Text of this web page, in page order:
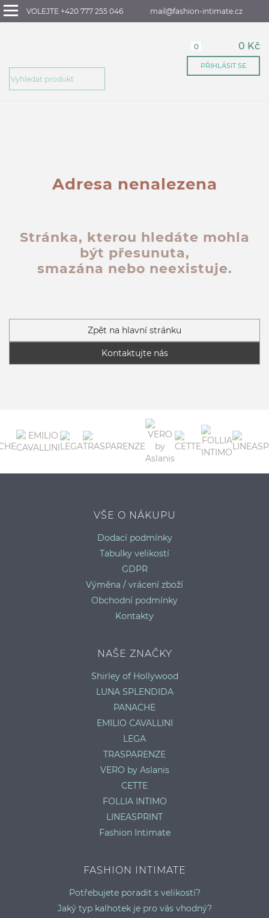
VOLEJTE +420 777 255 046 mail@fashion-intimate.cz
0 0 Kč
PŘIHLÁSIT SE
Adresa nenalezena
Stránka, kterou hledáte mohla
být přesunuta,
smazána nebo neexistuje.
Zpět na hlavní stránku
Kontaktujte nás
VŠE O NÁKUPU
Dodací podmínky
Tabulky velikostí
GDPR
Výměna / vrácení zboží
Obchodní podmínky
Kontakty
NAŠE ZNAČKY
Shirley of Hollywood
LUNA SPLENDIDA
PANACHE
EMILIO CAVALLINI
LEGA
TRASPARENZE
VERO by Aslanis
CETTE
FOLLIA INTIMO
LINEASPRINT
Fashion Intimate
FASHION INTIMATE
Potřebujete poradit s velikostí?
Jaký typ kalhotek je pro vás vhodný?